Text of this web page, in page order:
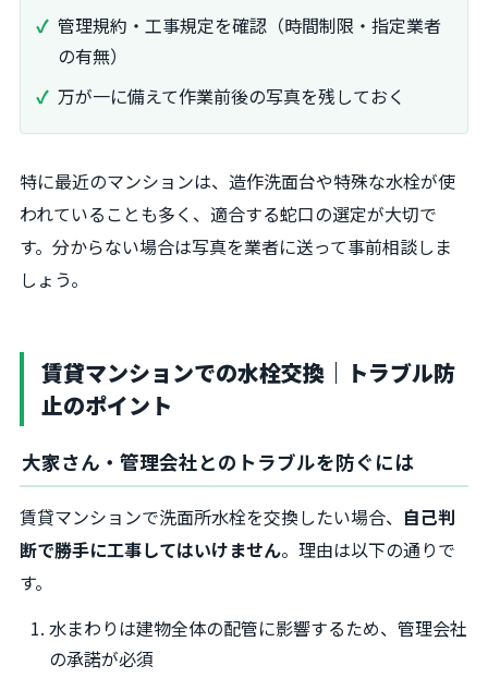
管理規約・工事規定を確認（時間制限・指定業者
の有無）
万が一に備えて作業前後の写真を残しておく
特に最近のマンションは、造作洗面台や特殊な水栓が使
われていることも多く、適合する蛇口の選定が大切で
す。分からない場合は写真を業者に送って事前相談しま
しょう。
賃貸マンションでの水栓交換｜トラブル防
止のポイント
大家さん・管理会社とのトラブルを防ぐには
賃貸マンションで洗面所水栓を交換したい場合、 自己判
断で勝手に工事してはいけません。理由は以下の通りで
す。
水まわりは建物全体の配管に影響するため、管理会社
の承諾が必須